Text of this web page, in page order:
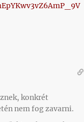
konkrét
nem fog zavarni.